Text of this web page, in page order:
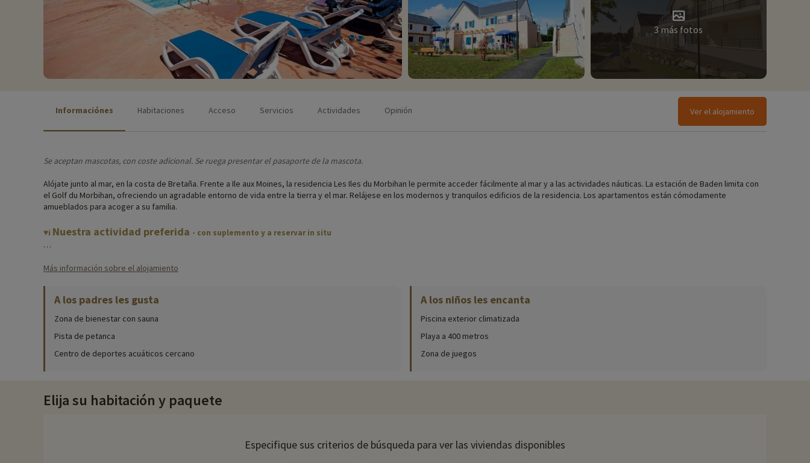
3 más fotos
Informaciónes Habitaciones Acceso Servicios Actividades Opinión Ver el alojamiento
Se aceptan mascotas, con coste adicional. Se ruega presentar el pasaporte de la mascota.
Alójate junto al mar, en la costa de Bretaña. Frente a Ile aux Moines, la residencia Les Iles du Morbihan le permite acceder fácilmente al mar y a las actividades náuticas. La estación de Baden limita con
el Golf du Morbihan, ofreciendo un agradable entorno de vida entre la tierra y el mar. Relájese en los modernos y tranquilos edificios de la residencia. Los apartamentos están cómodamente
amueblados para acoger a su familia.
♥i Nuestra actividad preferida - con suplemento y a reservar in situ
' ¡Base náutica de Baden a 15 minutos a pie!
Más información sobre el alojamiento
A los padres les gusta
Zona de bienestar con sauna
Pista de petanca
Centro de deportes acuáticos cercano
A los niños les encanta
Piscina exterior climatizada
Playa a 400 metros
Zona de juegos
Elija su habitación y paquete
Especifique sus criterios de búsqueda para ver las viviendas disponibles